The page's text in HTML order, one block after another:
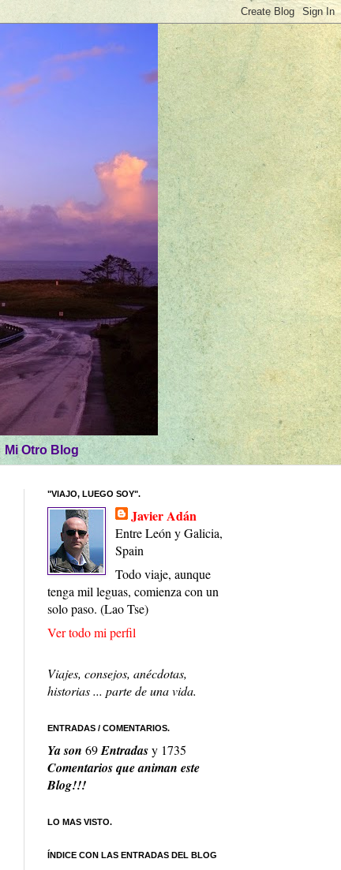
Mi Otro Blog
"VIAJO, LUEGO SOY".
Javier Adán
Entre León y Galicia,
Spain
Todo viaje, aunque
tenga mil leguas, comienza con un
solo paso. (Lao Tse)
Ver todo mi perfil
Viajes, consejos, anécdotas,
historias ... parte de una vida.
ENTRADAS / COMENTARIOS.
Ya son 69Entradasy 1735
Comentarios que animan este
Blog!!!
LO MAS VISTO.
ÍNDICE CON LAS ENTRADAS DEL BLOG